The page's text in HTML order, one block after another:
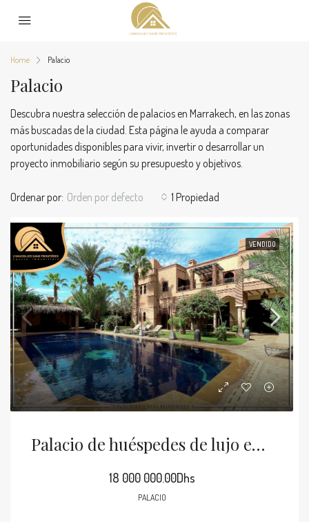
Home Palacio
Palacio
Descubra nuestra selección de palacios en Marrakech, en las zonas
más buscadas de la ciudad. Esta página le ayuda a comparar
oportunidades disponibles para vivir, invertir o desarrollar un
proyecto inmobiliario según su presupuesto y objetivos.
1 Propiedad
Ordenar por: Orden por defecto
VENDIDO
Palacio de huéspedes de lujo en venta en Targa, 2264m², Marrakech
18 000 000.00Dhs
PALACIO